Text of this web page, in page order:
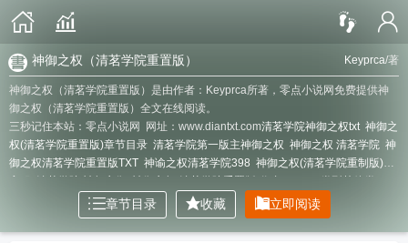
Keyprca/著
神御之权（清茗学院重置版）
神御之权（清茗学院重置版）是由作者：Keyprca所著，零点小说网免费提供神
御之权（清茗学院重置版）全文在线阅读。
三秒记住本站：零点小说网 网址：www.diantxt.com清茗学院神御之权txt 神御之
权(清茗学院重置版)章节目录 清茗学院第一版主神御之权 神御之权 清茗学院 神
御之权清茗学院重置版TXT 神谕之权清茗学院398 神御之权(清茗学院重制版)法
神御之权(清茗学院重置版)作者keyprca神谕之权 清茗学院253
权之御在哪里更新神御之权(清茗学院重置版)(400)作者keyprca清茗学院神谕之
权337神御之权(清茗学院重置版)最新章节神御之权(456)清茗学院神御之权
章节目录 收藏 立即阅读